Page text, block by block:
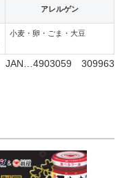
アレルゲン
小麦・卵・ごま・大豆
JAN…4903059 309963